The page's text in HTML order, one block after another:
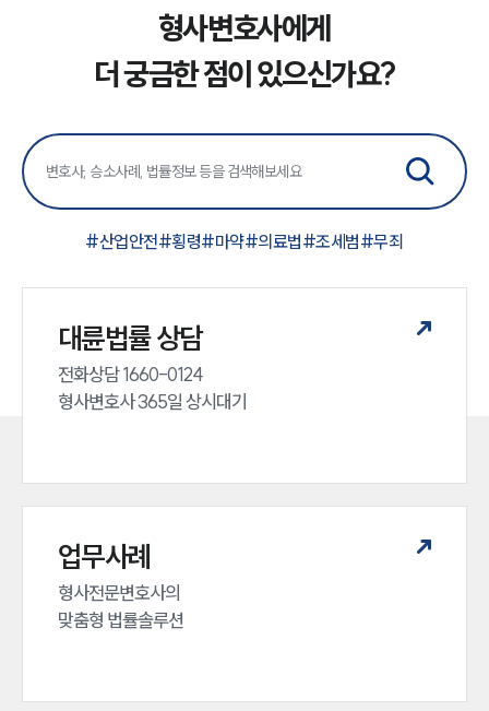
대륜법률상담예약
형사변호사에게
더 궁금한 점이 있으신가요?
#산업안전#횡령#마약#의료법#조세범#무죄
대륜법률 상담
전화상담 1660-0124
형사변호사 365일 상시대기
업무사례
형사전문변호사의
맞춤형 법률솔루션